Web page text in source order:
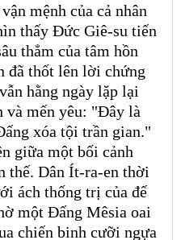
mệnh của cả nhân
thấy Đức Giê-su tiến
thẳm của tâm hồn
đã thốt lên lời chứng
hằng ngày lặp lại
và mến yêu: "Đây là
xóa tội trần gian."
giữa một bối cảnh
thế. Dân Ít-ra-en thời
ách thống trị của đế
một Đấng Mêsia oai
chiến binh cưỡi ngựa